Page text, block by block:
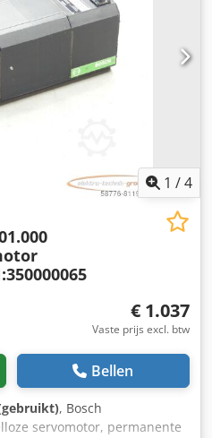
1 /4
€ 1.037
Vaste prijs excl. btw
Bellen
, Bosch
servomotor, permanente